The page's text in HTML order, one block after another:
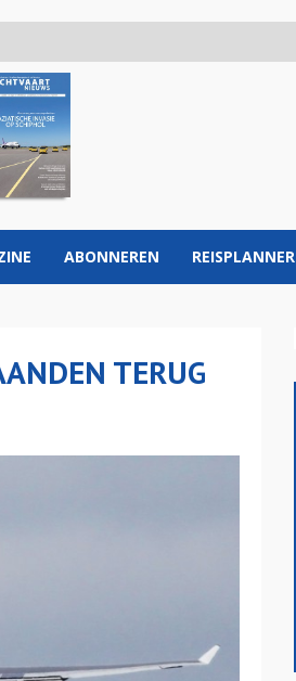
ABONNEREN REISPLANNER
TERUG